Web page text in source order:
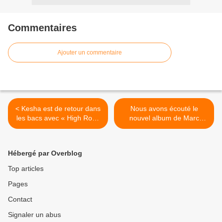
Commentaires
Ajouter un commentaire
< Kesha est de retour dans
les bacs avec « High Road
» !
Nous avons écouté le
nouvel album de Marc
Almond ! >
Hébergé par Overblog
Top articles
Pages
Contact
Signaler un abus